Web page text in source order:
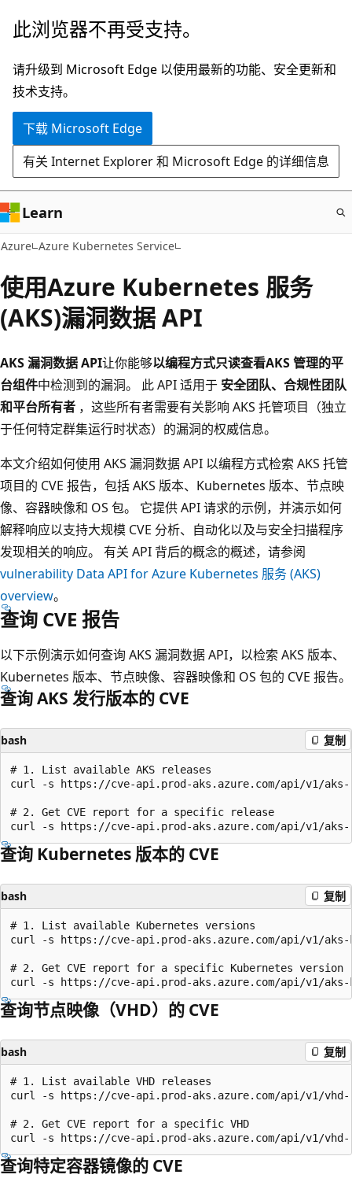
跳
主
要
内
此浏览器不再受支持。
请升级到 Microsoft Edge 以使用最新的功能、安全更新和
技术支持。
下载 Microsoft Edge
有关 Internet Explorer 和 Microsoft Edge 的详细信息
Learn
Azure Azure Kubernetes Service
使用Azure Kubernetes 服务
(AKS)漏洞数据 API
AKS 漏洞数据 API让你能够以编程方式只读查看AKS 管理的平
台组件中检测到的漏洞。 此 API 适用于 安全团队、合规性团队
和平台所有者 ，这些所有者需要有关影响 AKS 托管项目（独立
于任何特定群集运行时状态）的漏洞的权威信息。
本文介绍如何使用 AKS 漏洞数据 API 以编程方式检索 AKS 托管
项目的 CVE 报告，包括 AKS 版本、Kubernetes 版本、节点映
像、容器映像和 OS 包。 它提供 API 请求的示例，并演示如何
解释响应以支持大规模 CVE 分析、自动化以及与安全扫描程序
发现相关的响应。 有关 API 背后的概念的概述，请参阅
vulnerability Data API for Azure Kubernetes 服务 (AKS)
overview。
查询 CVE 报告
以下示例演示如何查询 AKS 漏洞数据 API，以检索 AKS 版本、
Kubernetes 版本、节点映像、容器映像和 OS 包的 CVE 报告。
查询 AKS 发行版本的 CVE
bash 复制
# 1. List available AKS releases
curl -s https://cve-api.prod-aks.azure.com/api/v1/
# 2. Get CVE report for a specific release
查询 Kubernetes 版本的 CVE
bash 复制
# 1. List available Kubernetes versions
curl -s https://cve-api.prod-aks.azure.com/api/v1/
# 2. Get CVE report for a specific Kubernetes version
查询节点映像（VHD）的 CVE
bash 复制
# 1. List available VHD releases
curl -s https://cve-api.prod-aks.azure.com/api/v1/
# 2. Get CVE report for a specific VHD
查询特定容器镜像的 CVE